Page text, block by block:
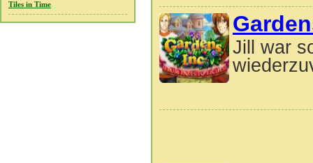
Tiles in Time
Jill war